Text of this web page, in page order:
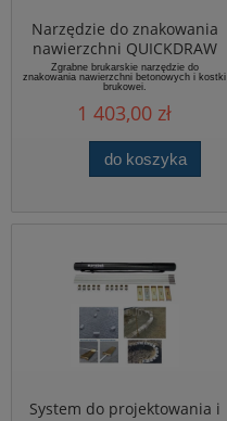
Narzędzie do znakowania
nawierzchni QUICKDRAW
QD Probst
Zgrabne brukarskie narzędzie do
znakowania nawierzchni betonowych i kostki
brukowej.
1 403,00 zł
do koszyka
System do projektowania i